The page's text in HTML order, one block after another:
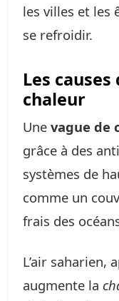
les villes et les
se refroidir.
Les
chaleur
Une vague de
grâce à des
systèmes de
comme un
frais des
L’air saharien,
augmente la